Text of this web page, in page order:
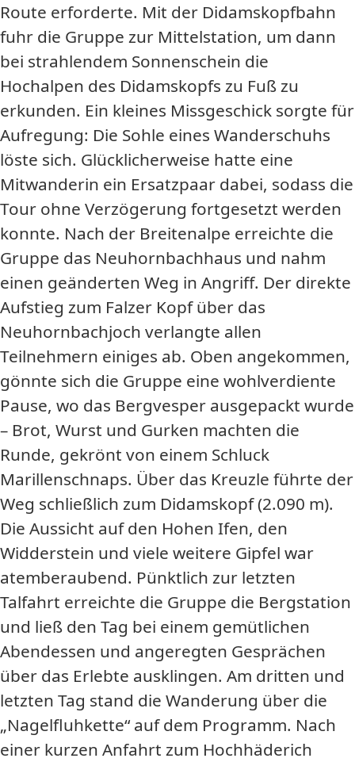
Route erforderte. Mit der Didamskopfbahn
fuhr die Gruppe zur Mittelstation, um dann
bei strahlendem Sonnenschein die
Hochalpen des Didamskopfs zu Fuß zu
erkunden. Ein kleines Missgeschick sorgte für
Aufregung: Die Sohle eines Wanderschuhs
löste sich. Glücklicherweise hatte eine
Mitwanderin ein Ersatzpaar dabei, sodass die
Tour ohne Verzögerung fortgesetzt werden
konnte. Nach der Breitenalpe erreichte die
Gruppe das Neuhornbachhaus und nahm
einen geänderten Weg in Angriff. Der direkte
Aufstieg zum Falzer Kopf über das
Neuhornbachjoch verlangte allen
Teilnehmern einiges ab. Oben angekommen,
gönnte sich die Gruppe eine wohlverdiente
Pause, wo das Bergvesper ausgepackt wurde
– Brot, Wurst und Gurken machten die
Runde, gekrönt von einem Schluck
Marillenschnaps. Über das Kreuzle führte der
Weg schließlich zum Didamskopf (2.090 m).
Die Aussicht auf den Hohen Ifen, den
Widderstein und viele weitere Gipfel war
atemberaubend. Pünktlich zur letzten
Talfahrt erreichte die Gruppe die Bergstation
und ließ den Tag bei einem gemütlichen
Abendessen und angeregten Gesprächen
über das Erlebte ausklingen. Am dritten und
letzten Tag stand die Wanderung über die
„Nagelfluhkette“ auf dem Programm. Nach
einer kurzen Anfahrt zum Hochhäderich